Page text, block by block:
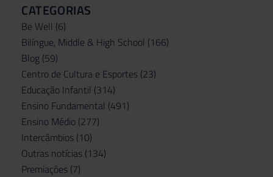
CATEGORIAS
Be Well (6)
Bilíngue, Middle & High School (166)
Blog (59)
Centro de Cultura e Esportes (23)
Educação Infantil (314)
Ensino Fundamental (491)
Ensino Médio (277)
Intercâmbios (10)
Outras notícias (134)
Premiações (7)